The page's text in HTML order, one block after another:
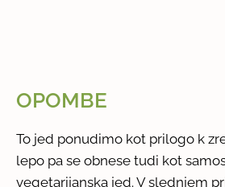
OPOMBE
To jed ponudimo kot prilogo k
lepo pa se obnese tudi kot
vegetarijanska jed. V slednjem